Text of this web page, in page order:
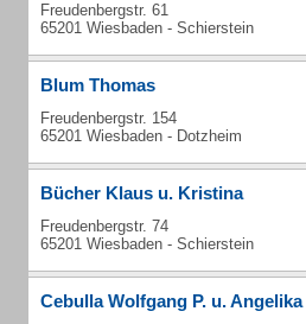
Freudenbergstr. 61
65201 Wiesbaden - Schierstein
Blum Thomas
Freudenbergstr. 154
65201 Wiesbaden - Dotzheim
Bücher Klaus u. Kristina
Freudenbergstr. 74
65201 Wiesbaden - Schierstein
Cebulla Wolfgang P. u. Angelika